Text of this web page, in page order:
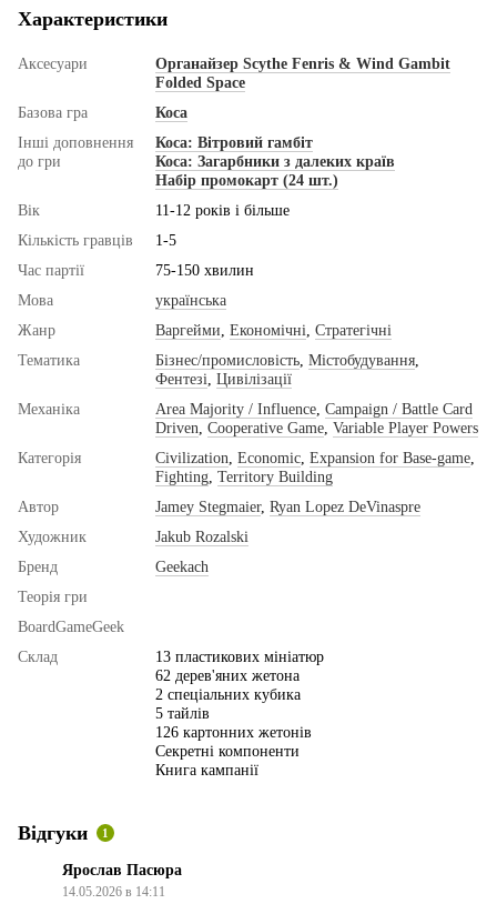
Характеристики
Аксесуари
Органайзер Scythe Fenris & Wind Gambit
Folded Space
Базова гра
Коса
Інші доповнення
до гри
Коса: Вітровий гамбіт
Коса: Загарбники з далеких країв
Набір промокарт (24 шт.)
Вік
11-12 років і більше
Кількість гравців
1-5
Час партії
75-150 хвилин
Мова
українська
Жанр
Варгейми Економічні Стратегічні
Тематика
Бізнес/промисловість Містобудування
Фентезі Цивілізації
Механіка
Area Majority / Influence Campaign / Battle Card
Driven Cooperative Game Variable Player Powers
Категорія
Civilization Economic Expansion for Base-game
Fighting Territory Building
Автор
Jamey Stegmaier, Ryan Lopez DeVinaspre
Художник
Jakub Rozalski
Бренд
Geekach
Теорія гри
BoardGameGeek
Склад
13 пластикових мініатюр
62 дерев'яних жетона
2 спеціальних кубика
5 тайлів
126 картонних жетонів
Секретні компоненти
Книга кампанії
Відгуки 1
Ярослав Пасюра
14.05.2026 в 14:11